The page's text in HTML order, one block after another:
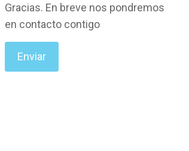
Gracias. En breve nos pondremos
en contacto contigo